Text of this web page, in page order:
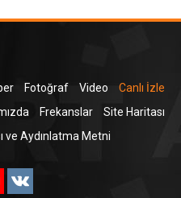
Fotoğraf Video
Canlı İzle
Frekanslar
Site Haritası
ve Aydınlatma Metni
YouTube